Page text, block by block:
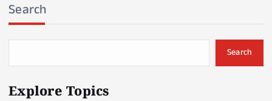
Search
Search
Explore Topics